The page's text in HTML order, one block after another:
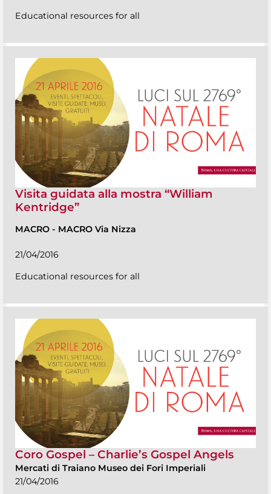
Educational resources for all
Visita guidata alla mostra “William
Kentridge”
MACRO - MACRO Via Nizza
21/04/2016
Educational resources for all
Coro Gospel – Charlie’s Gospel Angels
Mercati di Traiano Museo dei Fori Imperiali
21/04/2016